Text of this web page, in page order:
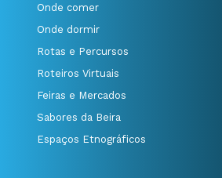
Onde comer
Onde dormir
Rotas e Percursos
Roteiros Virtuais
Feiras e Mercados
Sabores da Beira
Espaços Etnográficos